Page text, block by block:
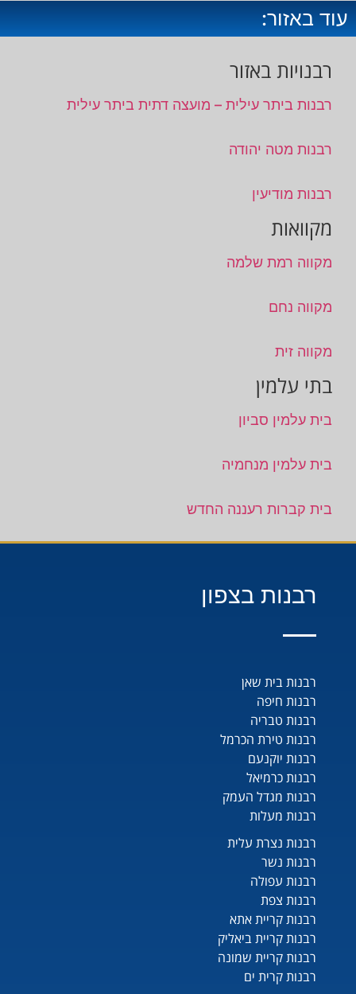
עוד באזור:
רבנויות באזור
רבנות ביתר עילית – מועצה דתית ביתר עילית
רבנות מטה יהודה
רבנות מודיעין
מקוואות
מקווה רמת שלמה
מקווה נחם
מקווה זית
בתי עלמין
בית עלמין סביון
בית עלמין מנחמיה
בית קברות רעננה החדש
רבנות בצפון
רבנות בית שאן
רבנות חיפה
רבנות טבריה
רבנות טירת הכרמל
רבנות יוקנעם
רבנות כרמיאל
רבנות מגדל העמק
רבנות מעלות
רבנות נצרת עלית
רבנות נשר
רבנות עפולה
רבנות צפת
רבנות קריית אתא
רבנות קריית ביאליק
רבנות קריית שמונה
רבנות קרית ים